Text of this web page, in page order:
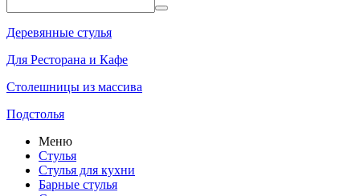
Деревянные стулья
Для Ресторана и Кафе
Столешницы из массива
Подстолья
Меню
Стулья
Стулья для кухни
Барные стулья